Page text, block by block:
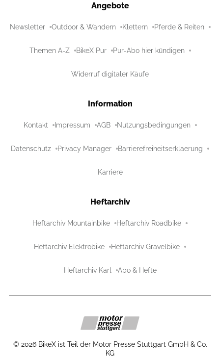
Angebote
Newsletter Outdoor & Wandern Klettern Pferde & Reiten
Themen A-Z BikeX Pur Pur-Abo hier kündigen
Widerruf digitaler Käufe
Information
Kontakt Impressum AGB Nutzungsbedingungen
Datenschutz Privacy Manager Barrierefreiheitserklaerung
Karriere
Heftarchiv
Heftarchiv Mountainbike Heftarchiv Roadbike
Heftarchiv Elektrobike Heftarchiv Gravelbike
Heftarchiv Karl Abo & Hefte
© 2026 BikeX ist Teil der Motor Presse Stuttgart GmbH & Co.
KG